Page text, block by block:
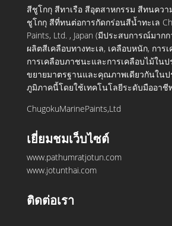
สีชูโกกุ สีทาเรือ สีอุตสาหกรรม สีทนควา
ชูโกกุ สีที่ทนต่อการกัดกร่อนสีน้ำทะเล
Paints, Ltd. , Japan (มีประสบการณ์มาก
ผลิตสีเคลือบทางทะเล, เคลือบหนัก, การ
การเคลือบภาชนะและการเคลือบไม้ในป
ขยายมาตรฐานและคุณภาพเดียวกันใน
ภูมิภาคนี้โดยใช้เทคโนโลยีระดับมืออาชี
ChugokuMarinePaints,Ltd
เยี่ยมชมเว็บไซต์
www.pathumratjotun.com
www.jotunthai.com
ติดต่อเรา